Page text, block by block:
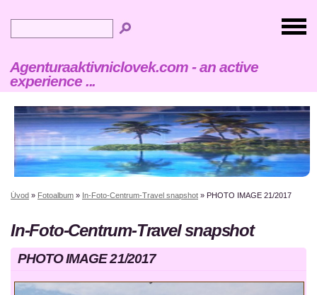
Agenturaaktivniclovek.com - an active
experience ...
Úvod » Fotoalbum » In-Foto-Centrum-Travel snapshot » PHOTO IMAGE 21/2017
In-Foto-Centrum-Travel snapshot
PHOTO IMAGE 21/2017